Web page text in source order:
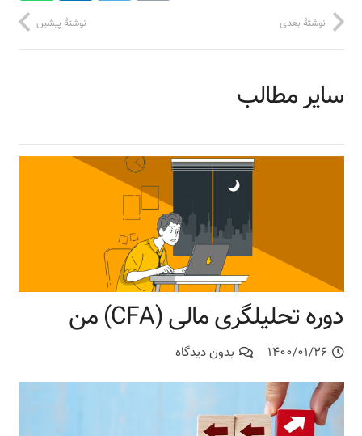
نوشتهٔ پیشین نوشتهٔ بعدی
سایر مطالب
دوره تحلیلگری مالی (CFA) من
۱۴۰۰/۰۱/۲۶ بدون دیدگاه